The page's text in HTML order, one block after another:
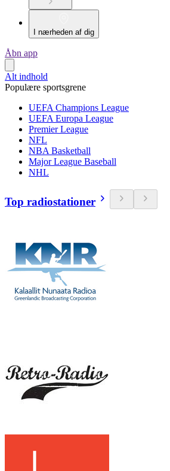
I nærheden af dig
Åbn app
Alt indhold
Populære sportsgrene
UEFA Champions League
UEFA Europa League
Premier League
NFL
NBA Basketball
Major League Baseball
NHL
Top radiostationer